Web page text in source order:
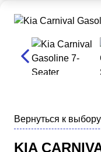
Вернуться к
KIA